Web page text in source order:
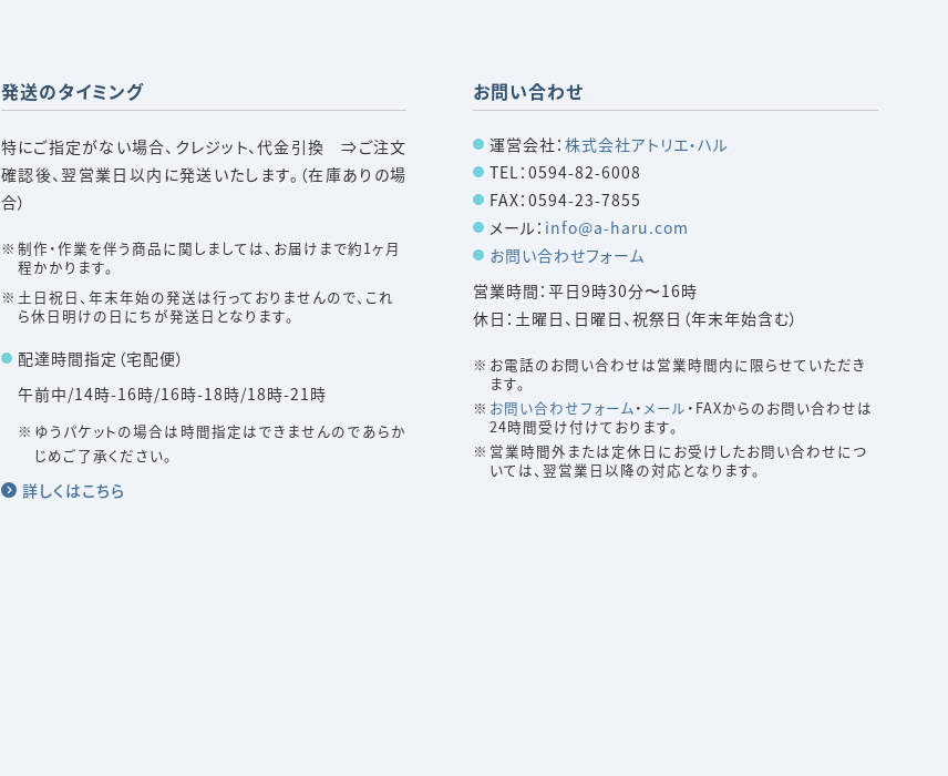
発送のタイミング
特にご指定がない場合、クレジット、代金引換 ⇒ご注文
確認後、翌営業日以内に発送いたします。（在庫ありの場
合）
制作・作業を伴う商品に関しましては、お届けまで約1ヶ月
程かかります。
土日祝日、年末年始の発送は行っておりませんので、これ
ら休日明けの日にちが発送日となります。
配達時間指定（宅配便）
午前中/14時-16時/16時-18時/18時-21時
ゆうパケットの場合は時間指定はできませんのであらか
じめご了承ください。
詳しくはこちら
お問い合わせ
運営会社：株式会社アトリエ・ハル
TEL：0594-82-6008
FAX：0594-23-7855
メール： info@a-haru.com
お問い合わせフォーム
営業時間：平日9時30分〜16時
休日：土曜日、日曜日、祝祭日（年末年始含む）
お電話のお問い合わせは営業時間内に限らせていただき
ます。
お問い合わせフォーム・ メール ・FAXからのお問い合わせは
24時間受け付けております。
営業時間外または定休日にお受けしたお問い合わせにつ
いては、翌営業日以降の対応となります。